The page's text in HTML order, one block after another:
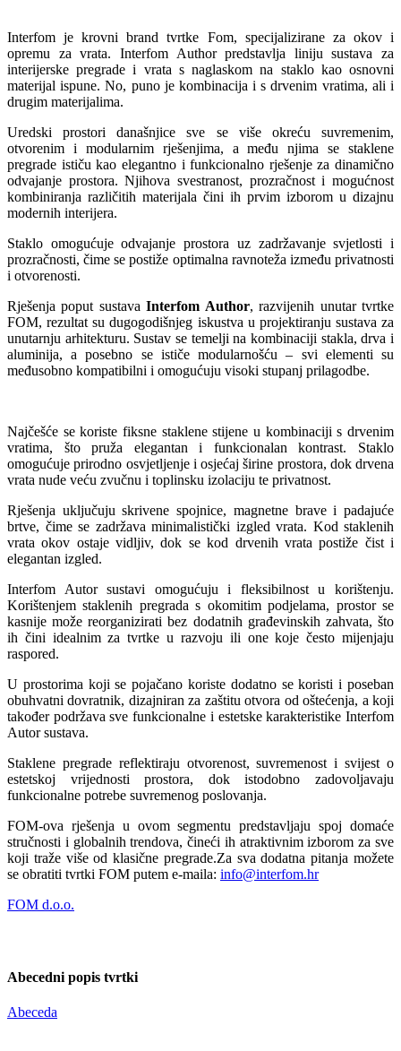
Interfom je krovni brand tvrtke Fom, specijalizirane za okov i
opremu za vrata. Interfom Author predstavlja liniju sustava za
interijerske pregrade i vrata s naglaskom na staklo kao osnovni
materijal ispune. No, puno je kombinacija i s drvenim vratima, ali i
drugim materijalima.
Uredski prostori današnjice sve se više okreću suvremenim,
otvorenim i modularnim rješenjima, a među njima se staklene
pregrade ističu kao elegantno i funkcionalno rješenje za dinamično
odvajanje prostora. Njihova svestranost, prozračnost i mogućnost
kombiniranja različitih materijala čini ih prvim izborom u dizajnu
modernih interijera.
Staklo omogućuje odvajanje prostora uz zadržavanje svjetlosti i
prozračnosti, čime se postiže optimalna ravnoteža između privatnosti
i otvorenosti.
Rješenja poput sustavaInterfom Author, razvijenih unutar tvrtke
FOM, rezultat su dugogodišnjeg iskustva u projektiranju sustava za
unutarnju arhitekturu. Sustav se temelji na kombinaciji stakla, drva i
aluminija, a posebno se ističe modularnošću – svi elementi su
međusobno kompatibilni i omogućuju visoki stupanj prilagodbe.
Najčešće se koriste fiksne staklene stijene u kombinaciji s drvenim
vratima, što pruža elegantan i funkcionalan kontrast. Staklo
omogućuje prirodno osvjetljenje i osjećaj širine prostora, dok drvena
vrata nude veću zvučnu i toplinsku izolaciju te privatnost.
Rješenja uključuju skrivene spojnice, magnetne brave i padajuće
brtve, čime se zadržava minimalistički izgled vrata. Kod staklenih
vrata okov ostaje vidljiv, dok se kod drvenih vrata postiže čist i
elegantan izgled.
Interfom Autor sustavi omogućuju i fleksibilnost u korištenju.
Korištenjem staklenih pregrada s okomitim podjelama, prostor se
kasnije može reorganizirati bez dodatnih građevinskih zahvata, što
ih čini idealnim za tvrtke u razvoju ili one koje često mijenjaju
raspored.
U prostorima koji se pojačano koriste dodatno se koristi i poseban
obuhvatni dovratnik, dizajniran za zaštitu otvora od oštećenja, a koji
također podržava sve funkcionalne i estetske karakteristike Interfom
Autor sustava.
Staklene pregrade reflektiraju otvorenost, suvremenost i svijest o
estetskoj vrijednosti prostora, dok istodobno zadovoljavaju
funkcionalne potrebe suvremenog poslovanja.
FOM-ova rješenja u ovom segmentu predstavljaju spoj domaće
stručnosti i globalnih trendova, čineći ih atraktivnim izborom za sve
koji traže više od klasične pregrade.Za sva dodatna pitanja možete
se obratiti tvrtki FOM putem e-maila: info@interfom.hr
FOM d.o.o.
Abecedni popis tvrtki
Abeceda